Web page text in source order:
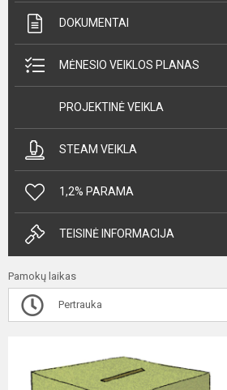
DOKUMENTAI
MĖNESIO VEIKLOS PLANAS
PROJEKTINĖ VEIKLA
STEAM VEIKLA
1,2% PARAMA
TEISINĖ INFORMACIJA
Pamokų laikas
Pertrauka